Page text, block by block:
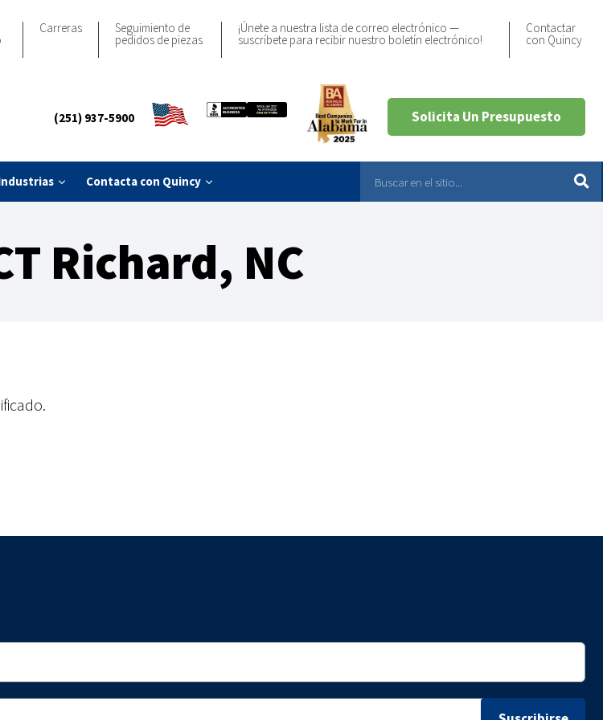
Carreras Seguimiento de
pedidos de piezas
¡Únete a nuestra lista de correo electrónico —
suscríbete para recibir nuestro boletín electrónico!
Contactar
con Quincy
(251) 937-5900 Solicita Un Presupuesto
Contacta con Quincy
Richard, NC